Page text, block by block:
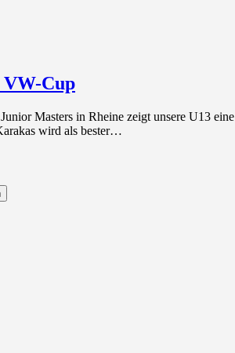
Cup
Masters in Rheine zeigt unsere U13
wird als bester…